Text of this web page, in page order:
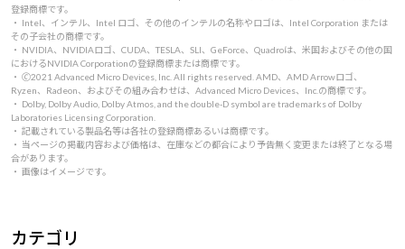
登録商標です。
・ Intel、インテル、Intel ロゴ、その他のインテルの名称やロゴは、Intel Corporation または
その子会社の商標です。
・ NVIDIA、NVIDIAロゴ、CUDA、TESLA、SLI、GeForce、Quadroは、米国およびその他の国
におけるNVIDIA Corporationの登録商標または商標です。
・ 🄫2021 Advanced Micro Devices, Inc. All rights reserved. AMD、AMD Arrowロゴ、
Ryzen、Radeon、およびその組み合わせは、Advanced Micro Devices、Inc.の商標です。
・ Dolby, Dolby Audio, Dolby Atmos, and the double-D symbol are trademarks of Dolby
Laboratories Licensing Corporation.
・ 記載されている製品名等は各社の登録商標あるいは商標です。
・ 当ページの掲載内容および価格は、在庫などの都合により予告無く変更または終了となる場
合があります。
・ 画像はイメージです。
カテゴリ